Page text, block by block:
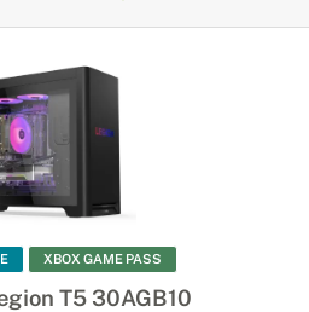
XBOX GAME PASS
T5 30AGB10